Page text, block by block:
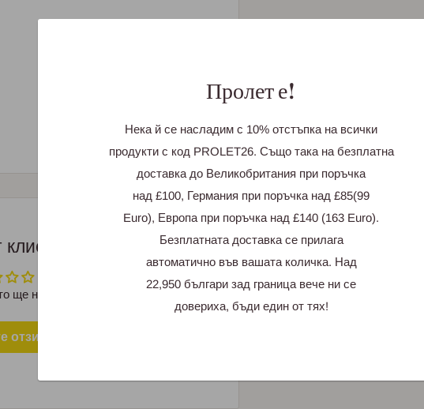
Пролет е!
Нека й се насладим с 10% отстъпка на всички
продукти с код PROLET26. Също така на безплатна
доставка до Великобритания при поръчка
над £100, Германия при поръчка над £85(99
Euro), Европа при поръчка над £140 (163 Euro).
Безплатната доставка се прилага
автоматично във вашата количка. Над
22,950 българи зад граница вече ни се
довериха, бъди един от тях!
ще напише отзив
отзив